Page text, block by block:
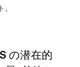
の潜在的